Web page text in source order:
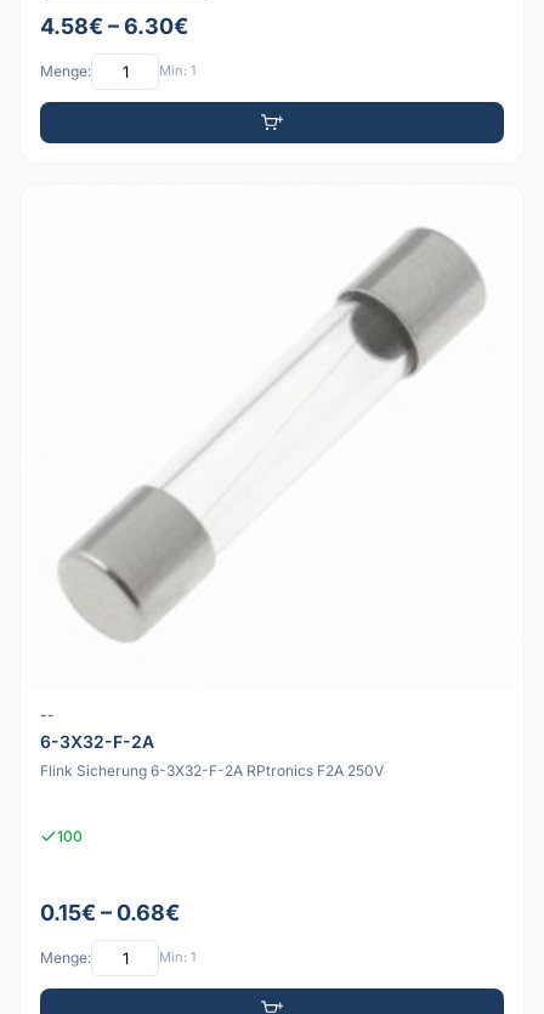
4.58€ – 6.30€
Menge: Min: 1
--
6-3X32-F-2A
Flink Sicherung 6-3X32-F-2A RPtronics F2A 250V
100
0.15€ – 0.68€
Menge: Min: 1